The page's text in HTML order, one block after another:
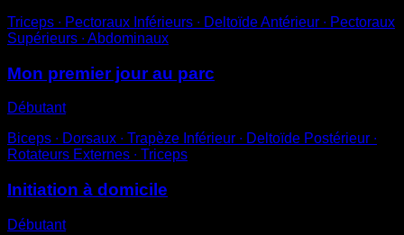
Triceps ∙ Pectoraux Inférieurs ∙ Deltoïde Antérieur ∙ Pectoraux
Supérieurs ∙ Abdominaux
Mon premier jour au parc
Débutant
Biceps ∙ Dorsaux ∙ Trapèze Inférieur ∙ Deltoïde Postérieur ∙
Rotateurs Externes ∙ Triceps
Initiation à domicile
Débutant